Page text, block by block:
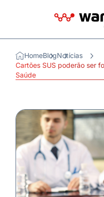
HomeBlogNotícias
Cartões SUS poderão ser
Saúde